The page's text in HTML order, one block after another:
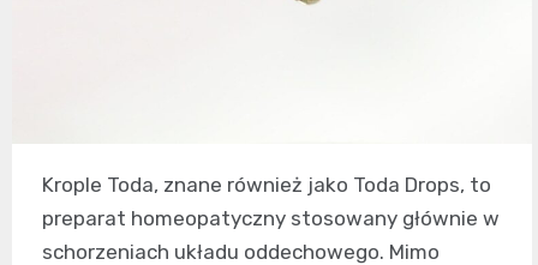
Krople Toda, znane również jako Toda Drops, to
preparat homeopatyczny stosowany głównie w
schorzeniach układu oddechowego. Mimo